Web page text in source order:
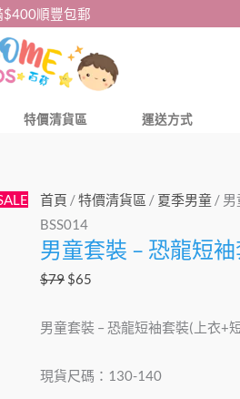
順豐包郵
特價清貨區 運送方式
首頁 /特價清貨區 / 夏季男童 / 男
BSS014
男童套裝 – 恐龍短
$79
原
始
價
格：
$65
目
價
男童套裝 – 恐龍短袖套裝(上衣+
現貨尺碼：130-140
男
童
套
裝
恐
短